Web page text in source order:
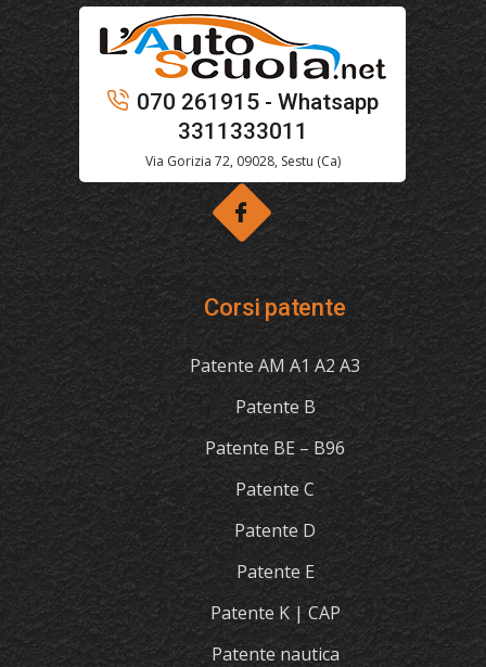
070 261915 - Whatsapp
3311333011
Via Gorizia 72, 09028, Sestu (Ca)
Corsi patente
Patente AM A1 A2 A3
Patente B
Patente BE – B96
Patente C
Patente D
Patente E
Patente K | CAP
Patente nautica